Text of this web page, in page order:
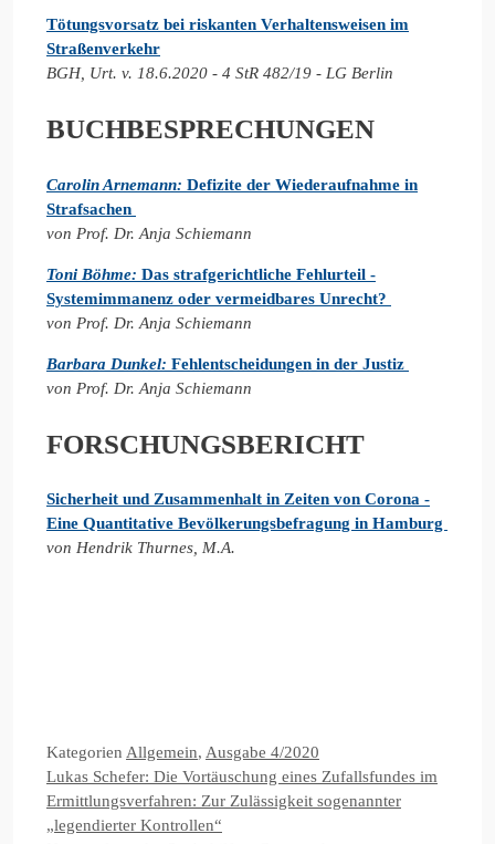
Tötungsvorsatz bei riskanten Verhaltensweisen im
Straßenverkehr
BGH, Urt. v. 18.6.2020 - 4 StR 482/19 - LG Berlin
BUCHBESPRECHUNGEN
Carolin Arnemann: Defizite der Wiederaufnahme in
Strafsachen
von Prof. Dr. Anja Schiemann
Toni Böhme: Das strafgerichtliche Fehlurteil -
Systemimmanenz oder vermeidbares Unrecht?
von Prof. Dr. Anja Schiemann
Barbara Dunkel: Fehlentscheidungen in der Justiz
von Prof. Dr. Anja Schiemann
FORSCHUNGSBERICHT
Sicherheit und Zusammenhalt in Zeiten von Corona -
Eine Quantitative Bevölkerungsbefragung in Hamburg
von Hendrik Thurnes, M.A.
Kategorien Allgemein, Ausgabe 4/2020
Lukas Schefer: Die Vortäuschung eines Zufallsfundes im
Ermittlungsverfahren: Zur Zulässigkeit sogenannter
„legendierter Kontrollen“